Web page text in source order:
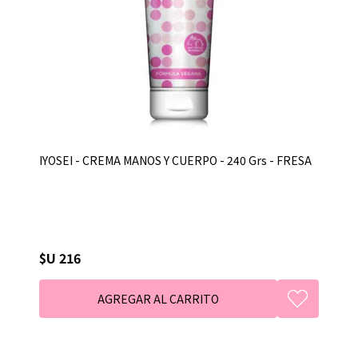
IYOSEI - CREMA MANOS Y CUERPO - 240 Grs - FRESA
$U 216